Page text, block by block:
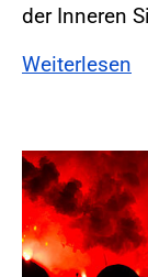
der Inneren
Weiterlesen